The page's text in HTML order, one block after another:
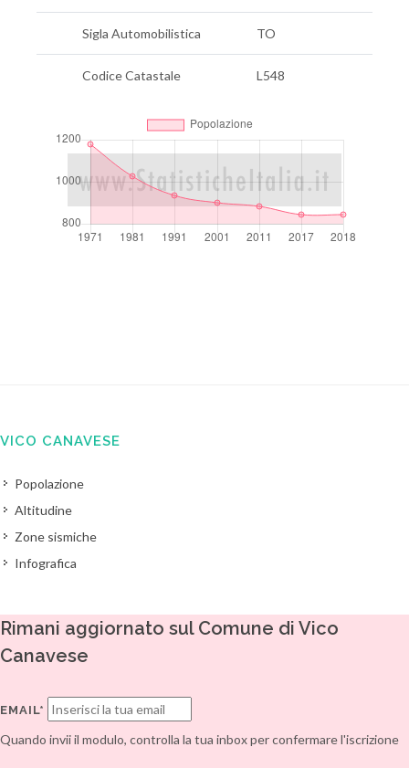
Sigla Automobilistica TO
Codice Catastale L548
VICO CANAVESE
Popolazione
Altitudine
Zone sismiche
Infografica
Rimani aggiornato sul Comune di Vico
Canavese
EMAIL*
Quando invii il modulo, controlla la tua inbox per confermare l'iscrizione